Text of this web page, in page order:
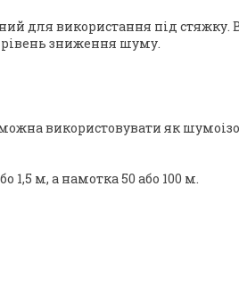
для використання під стяжку.
рівень зниження шуму.
використовувати як
м, а намотка 50 або 100 м.